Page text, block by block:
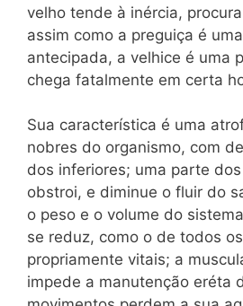
velho tende à inércia,
assim como a preguiça é
antecipada, a velhice é uma
chega fatalmente em certa
Sua característica é uma
nobres do organismo, com
dos inferiores; uma parte
obstroi, e diminue o fluir do
o peso e o volume do
se reduz, como o de todos
propriamente vitais; a
impede a manutenção eréta